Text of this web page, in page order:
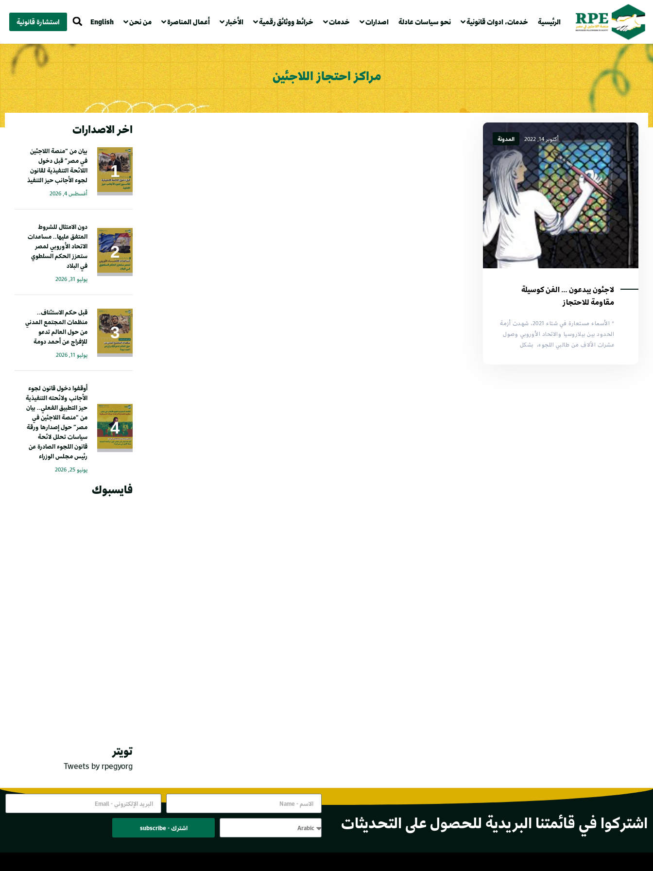
الرئيسية خدمات، ادوات قانونية نحو سياسات عادلة اصدارات خدمات خرائط ووثائق رقمية الأخبار أعمال المناصرة من نحن English استشارة قانونية
مراكز احتجاز اللاجئين
أكتوبر 14, 2022 المدونة
لاجئون يبدعون … الفن كوسيلة
مقاومة للاحتجاز
* الأسماء مستعارة في شتاء 2021، شهدت أزمة
الحدود بين بيلاروسيا والاتحاد الأوروبي وصول
عشرات الآلاف من طالبي اللجوء، بشكل
اخر الاصدارات
بيان من “منصة اللاجئين
في مصر” قبل دخول
اللائحة التنفيذية لقانون
لجوء الأجانب حيز التنفيذ
أغسطس 4, 2026
دون الامتثال للشروط
المتفق عليها.. مساعدات
الاتحاد الأوروبي لمصر
ستعزز الحكم السلطوي
في البلاد
يوليو 31, 2026
قبل حكم الاستئناف..
منظمات المجتمع المدني
من حول العالم تدعو
للإفراج عن أحمد دومة
يوليو 11, 2026
أوقفوا دخول قانون لجوء
الأجانب ولائحته التنفيذية
حيز التطبيق الفعلي.. بيان
من “منصة اللاجئين في
مصر” حول إصدارها ورقة
سياسات تحلل لائحة
قانون اللجوء الصادرة عن
رئيس مجلس الوزراء
يونيو 25, 2026
فايسبوك
تويتر
Tweets by rpegyorg
اشتركوا في قائمتنا البريدية للحصول على التحديثات اشترك - subscribe